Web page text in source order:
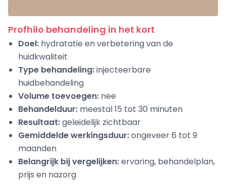
Profhilo behandeling in het kort
Doel: hydratatie en verbetering van de
huidkwaliteit
Type behandeling:injecteerbare
huidbehandeling
Volume toevoegen: nee
Behandelduur: meestal 15 tot 30 minuten
Resultaat:geleidelijk zichtbaar
Gemiddelde werkingsduur:ongeveer 6 tot 9
maanden
Belangrijk bij vergelijken:ervaring, behandelplan,
prijs en nazorg